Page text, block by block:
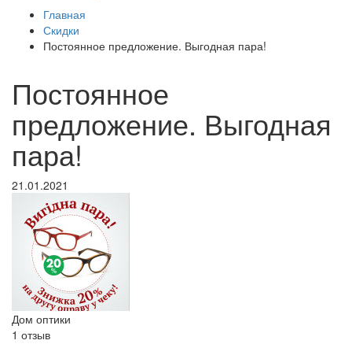
Главная
Скидки
Постоянное предложение. Выгодная пара!
Постоянное
предложение. Выгодная
пара!
21.01.2021
Дом оптики
1 отзыв